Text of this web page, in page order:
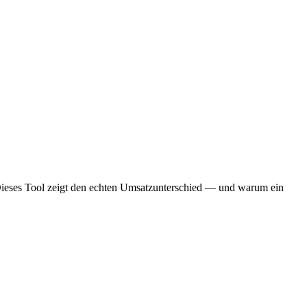
Tool zeigt den echten Umsatzunterschied — und warum ein